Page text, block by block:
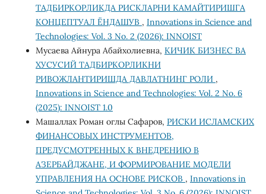
ТАДБИРКОРЛИКДА РИСКЛАРНИ КАМАЙТИРИШГА
КОНЦЕПТУАЛ ЁНДАШУВ , Innovations in Science and
Technologies: Vol. 3 No. 2 (2026): INNOIST
Мусаева Айнура Абайхолиевна, КИЧИК БИЗНЕС ВА
ХУСУСИЙ ТАДБИРКОРЛИКНИ
РИВОЖЛАНТИРИШДА ДАВЛАТНИНГ РОЛИ ,
Innovations in Science and Technologies: Vol. 2 No. 6
(2025): INNOIST 1.0
Машаллах Роман оглы Сафаров, РИСКИ ИСЛАМСКИХ
ФИНАНСОВЫХ ИНСТРУМЕНТОВ,
ПРЕДУСМОТРЕННЫХ К ВНЕДРЕНИЮ В
АЗЕРБАЙДЖАНЕ, И ФОРМИРОВАНИЕ МОДЕЛИ
УПРАВЛЕНИЯ НА ОСНОВЕ РИСКОВ , Innovations in